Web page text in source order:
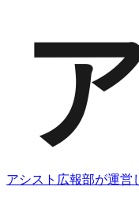
アシスト広報部が運営